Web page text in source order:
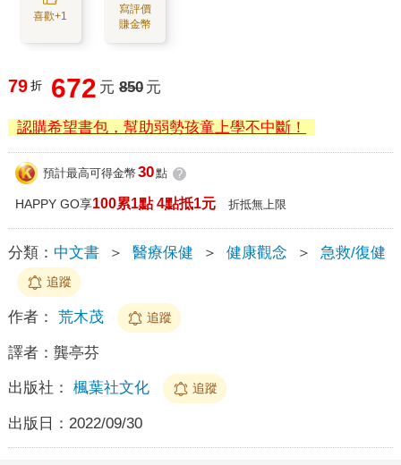
喜歡+1
寫評價
賺金幣
79 折 672 元 850 元
認購希望書包，幫助弱勢孩童上學不中斷！
預計最高可得金幣 30點 ?
HAPPY GO享100累1點 4點抵1元 折抵無上限
分類： 中文書 ＞ 醫療保健 ＞ 健康觀念 ＞ 急救/復健
追蹤
作者： 荒木茂 追蹤
譯者： 龔亭芬
出版社： 楓葉社文化 追蹤
出版日： 2022/09/30